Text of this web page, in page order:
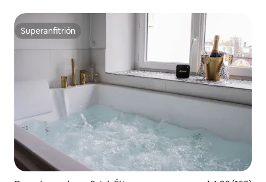
Superanfitrión
Superanfitrión